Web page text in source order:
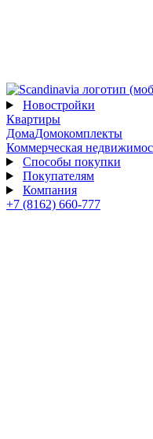
Новостройки
Квартиры
ДомаДомокомплекты
Коммерческая
Способы покупки
Покупателям
Компания
+7 (8162) 660-777